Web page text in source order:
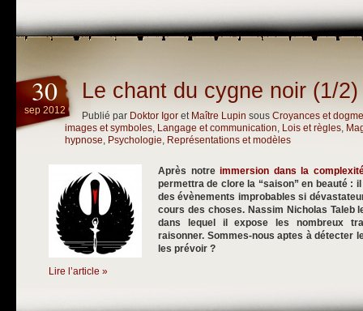
30
sep 2012
Le chant du cygne noir (1/2)
Publié par Doktor Igor et Maître Lupin sous Croyances et
images et symboles, Langage et communication, Lois et règles,
hypnose, Psychologie, Représentations et modèles
Après notreimmersion dans la
permettra de clore la “saison” en beauté :
des évènements improbables si
cours des choses. Nassim Nicholas Taleb
dans lequel il expose les nombreux
raisonner. Sommes-nous aptes à détecter
les prévoir ?
Lire l’article »